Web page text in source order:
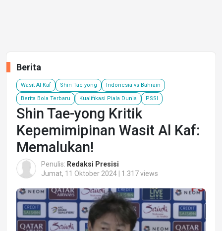
Berita
Wasit Al Kaf Shin Tae-yong Indonesia vs Bahrain
Berita Bola Terbaru Kualifikasi Piala Dunia PSSI
Shin Tae-yong Kritik
Kepemimipinan Wasit Al Kaf:
Memalukan!
Penulis: Redaksi Presisi
Jumat, 11 Oktober 2024 | 1.317 views